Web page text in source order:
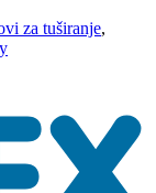
za tuširanje,